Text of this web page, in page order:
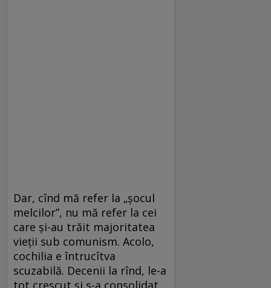
Dar, cînd mă refer la „șocul
melcilor”, nu mă refer la cei
care și-au trăit majoritatea
vieții sub comunism. Acolo,
cochilia e întrucîtva
scuzabilă. Decenii la rînd, le-a
tot crescut și s-a consolidat